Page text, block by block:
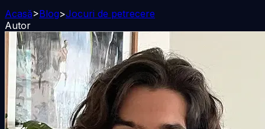
Acasă>Blog>Jocuri de petrecere
Autor